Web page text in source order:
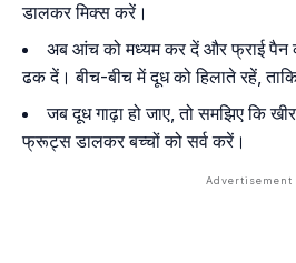
डालकर मिक्स करें।
अब आंच को मध्यम कर दें और फ्राई पैन
ढक दें। बीच-बीच में दूध को हिलाते रहें,
जब दूध गाढ़ा हो जाए, तो समझिए कि
फ्रूट्स डालकर बच्चों को सर्व करें।